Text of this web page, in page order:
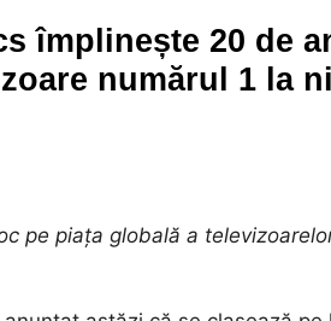
împlinește 20 de
numărul 1 la
pe piața globală a